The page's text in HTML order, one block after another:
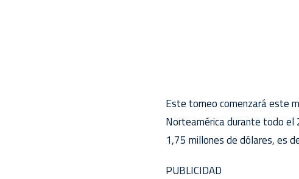
Este torneo comenzará este
Norteamérica durante todo
1,75 millones de dólares, es
PUBLICIDAD